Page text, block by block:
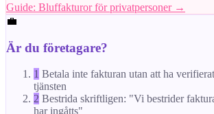
Guide: Bluffakturor för privatpersoner →
💼
Är du företagare?
1 Betala inte fakturan utan att ha
tjänsten
2 Bestrida skriftligen: "Vi bestrider
har ingåtts"